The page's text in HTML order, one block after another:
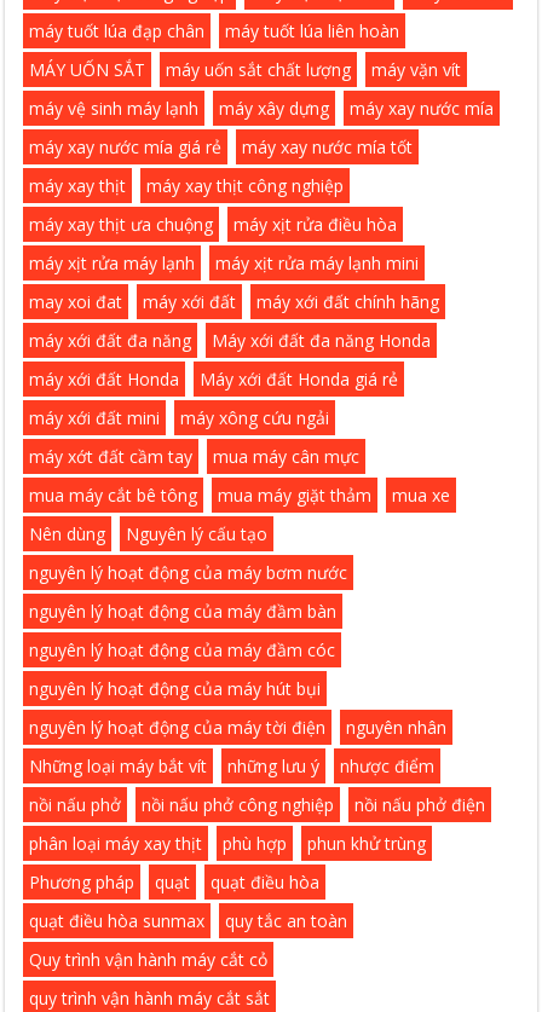
máy tuốt lúa đạp chân
máy tuốt lúa liên hoàn
MÁY UỐN SẮT
máy uốn sắt chất lượng
máy vặn vít
máy vệ sinh máy lạnh
máy xây dựng
máy xay nước mía
máy xay nước mía giá rẻ
máy xay nước mía tốt
máy xay thịt
máy xay thịt công nghiệp
máy xay thịt ưa chuộng
máy xịt rửa điều hòa
máy xịt rửa máy lạnh
máy xịt rửa máy lạnh mini
may xoi đat
máy xới đất
máy xới đất chính hãng
máy xới đất đa năng
Máy xới đất đa năng Honda
máy xới đất Honda
Máy xới đất Honda giá rẻ
máy xới đất mini
máy xông cứu ngải
máy xớt đất cầm tay
mua máy cân mực
mua máy cắt bê tông
mua máy giặt thảm
mua xe
Nên dùng
Nguyên lý cấu tạo
nguyên lý hoạt động của máy bơm nước
nguyên lý hoạt động của máy đầm bàn
nguyên lý hoạt động của máy đầm cóc
nguyên lý hoạt động của máy hút bụi
nguyên lý hoạt động của máy tời điện
nguyên nhân
Những loại máy bắt vít
những lưu ý
nhược điểm
nồi nấu phở
nồi nấu phở công nghiệp
nồi nấu phở điện
phân loại máy xay thịt
phù hợp
phun khử trùng
Phương pháp
quạt
quạt điều hòa
quạt điều hòa sunmax
quy tắc an toàn
Quy trình vận hành máy cắt cỏ
quy trình vận hành máy cắt sắt